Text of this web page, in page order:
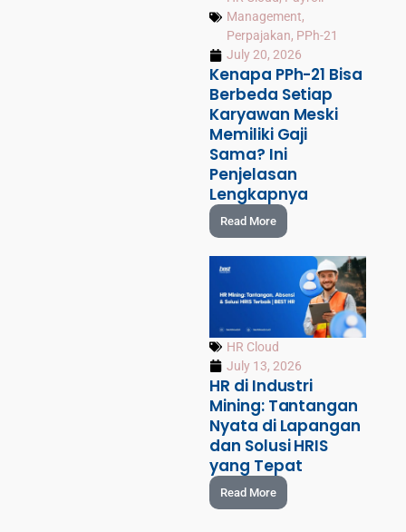
Management,
Perpajakan, PPh-21
July 20, 2026
Kenapa PPh-21 Bisa
Berbeda Setiap
Karyawan Meski
Memiliki Gaji
Sama? Ini
Penjelasan
Lengkapnya
Read More
HR Cloud
July 13, 2026
HR di Industri
Mining: Tantangan
Nyata di Lapangan
dan Solusi HRIS
yang Tepat
Read More